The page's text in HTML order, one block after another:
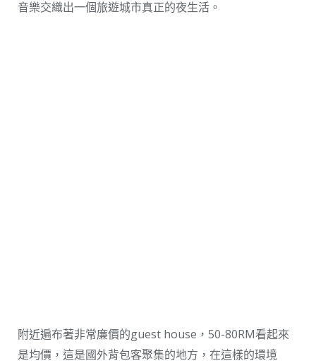
音樂交織出一個旅遊城市真正的夜生活。
附近遍布著非常廉價的guest house，50-80RM看起來
是均價，這是國外背包客聚集的地方，在這樣的環境